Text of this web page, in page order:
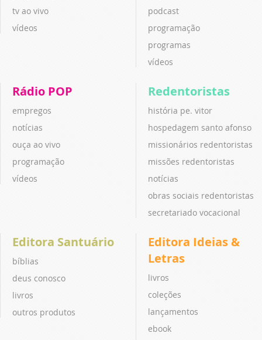
tv ao vivo
vídeos
podcast
programação
programas
vídeos
Rádio POP
empregos
notícias
ouça ao vivo
programação
vídeos
Redentoristas
história pe. vitor
hospedagem santo afonso
missionários redentoristas
missões redentoristas
notícias
obras sociais redentoristas
secretariado vocacional
Editora Santuário
bíblias
deus conosco
livros
outros produtos
Editora Ideias &
Letras
livros
coleções
lançamentos
ebook